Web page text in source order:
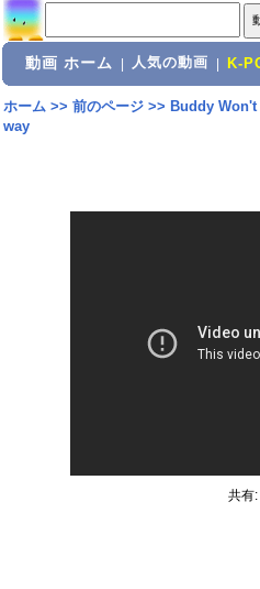
動画 ホーム 人気の動画 K-
ホーム>> 前のページ>> Buddy
way
共有: